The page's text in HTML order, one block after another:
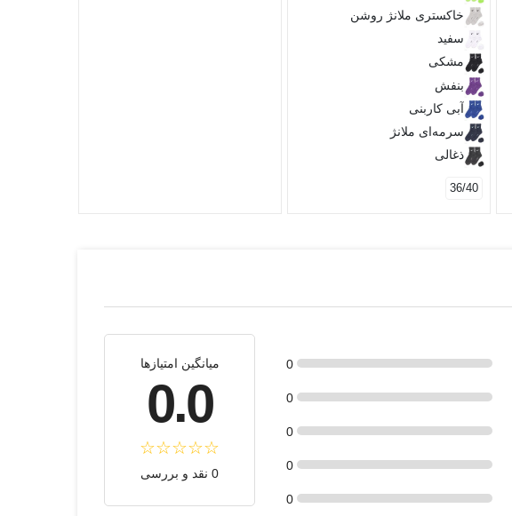
خاکستری ملانژ روشن
سفید
مشکی
بنفش
آبی کاربنی
سرمه‌ای ملانژ
ذغالی
36/40
میانگین امتیازها
0.0
0 نقد و بررسی
0
0
0
0
0